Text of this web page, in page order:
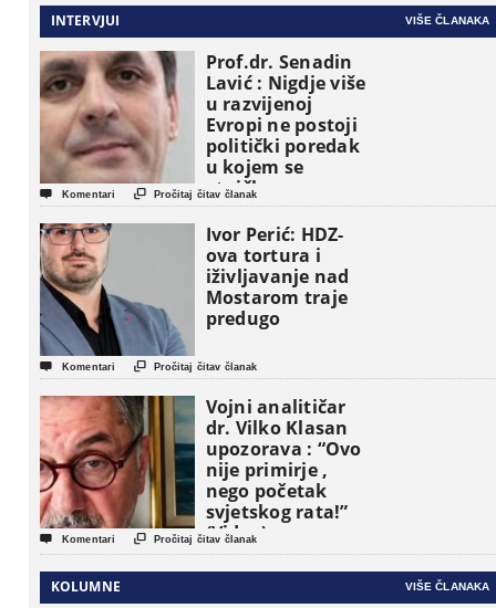
INTERVJUI VIŠE ČLANAKA
Prof.dr. Senadin
Lavić : Nigdje više
u razvijenoj
Evropi ne postoji
politički poredak
u kojem se
etničke grupe
pojavljuju kao
osnovne
političke jedinice
 Komentari  Pročitaj čitav članak
Ivor Perić: HDZ-
ova tortura i
iživljavanje nad
Mostarom traje
predugo
 Komentari  Pročitaj čitav članak
Vojni analitičar
dr. Vilko Klasan
upozorava : “Ovo
nije primirje ,
nego početak
svjetskog rata!”
(Video)
 Komentari  Pročitaj čitav članak
KOLUMNE VIŠE ČLANAKA